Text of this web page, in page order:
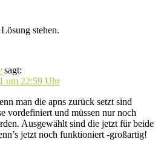
stehen.
sagt:
um 22:59 Uhr
man die apns zurück setzt sind
vordefiniert und müssen nur noch
Ausgewählt sind die jetzt für beide
jetzt noch funktioniert -großartig!